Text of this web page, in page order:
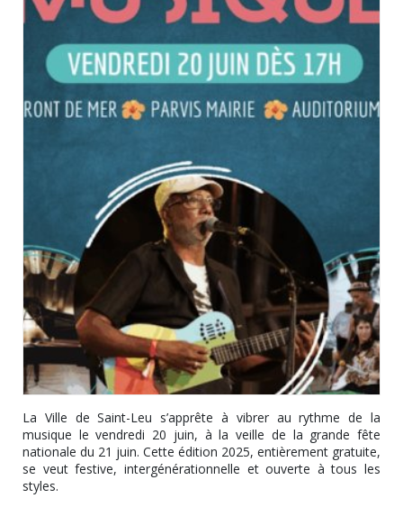
La Ville de Saint-Leu s’apprête à vibrer au rythme de la
musique le vendredi 20 juin, à la veille de la grande fête
nationale du 21 juin. Cette édition 2025, entièrement gratuite,
se veut festive, intergénérationnelle et ouverte à tous les
styles.